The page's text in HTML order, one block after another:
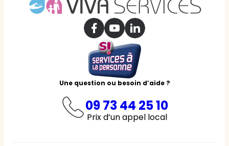
Une question ou besoin d’aide ?
09 73 44 25 10
Prix d’un appel local